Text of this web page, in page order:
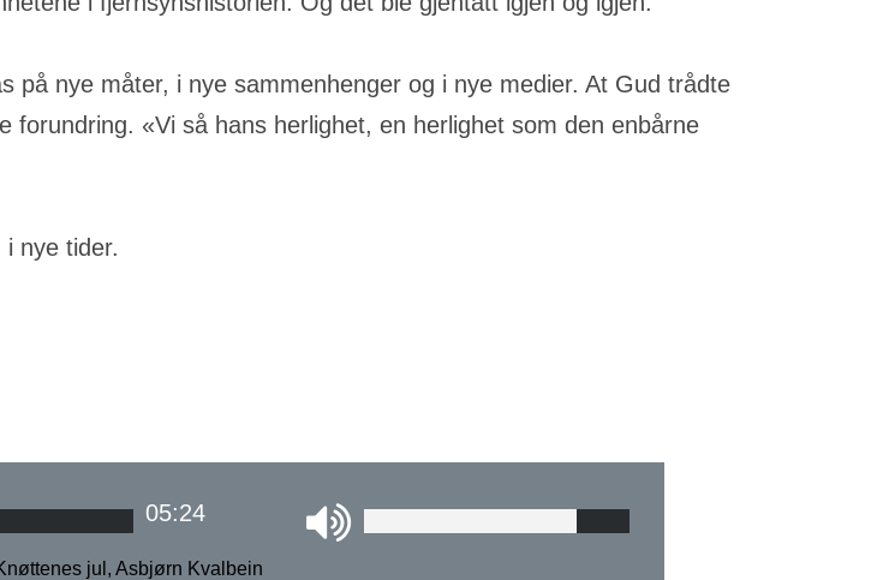
på nye måter, i nye sammenhenger og i nye medier. At Gud trådte
«Vi så hans herlighet, en herlighet som den enbårne
nye tider.
05:24
jul, Asbjørn Kvalbein